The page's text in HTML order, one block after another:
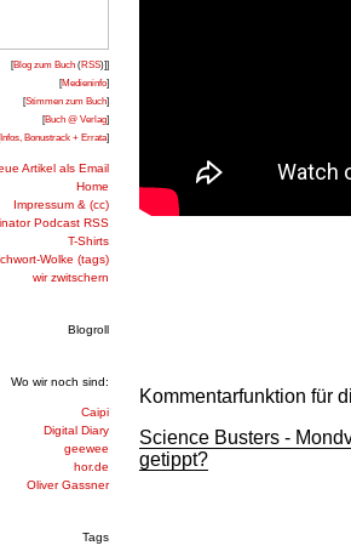
[Blog zum Buch (RSS)]]
[Medieninfo]
[Stimmen zum Buch]
[Buch @ Verlag]
Infos, Bonustrack + Errata]
Artikel als Email
Home
Impressum & (cc)
Podcast RSS
T-Shirts
Wolke (tags)
wir zwitschern
Blogroll
Wo wir noch sind:
Caipi
Digital Diary
geewee
hor.de
Oliver Gassner
Tags
Kommentarfunktion für
Science Busters -
getippt?